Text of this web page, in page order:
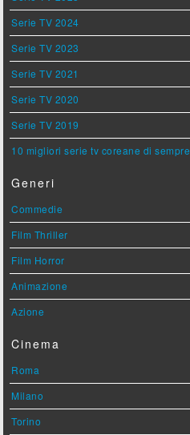
Serie TV 2024
Serie TV 2023
Serie TV 2021
Serie TV 2020
Serie TV 2019
10 migliori serie tv coreane di sempre
Generi
Commedie
Film Thriller
Film Horror
Animazione
Azione
Cinema
Roma
Milano
Torino